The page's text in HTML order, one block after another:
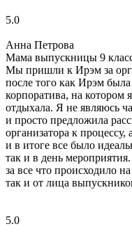
5.0
Анна Петрова
Мама выпускницы 9
Мы пришли к Ирэм за
после того как Ирэм
корпоратива, на котором
отдыхала. Я не являюсь
и просто предложила
организатора к процессу,
и в итоге все было
так и в день
за все что происходило
так и от лица
5.0